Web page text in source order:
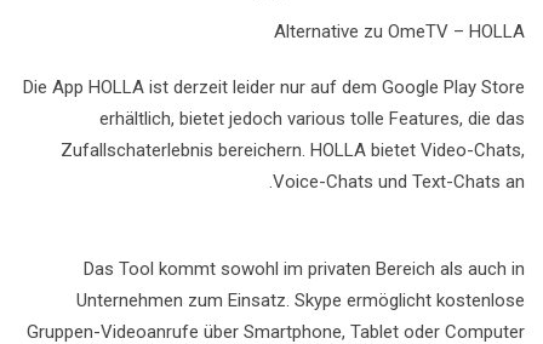
Alternative zu OmeTV – HOLLA
Die App HOLLA ist derzeit leider nur auf dem Google Play Store
erhältlich, bietet jedoch various tolle Features, die das
Zufallschaterlebnis bereichern. HOLLA bietet Video-Chats,
Voice-Chats und Text-Chats an.
Das Tool kommt sowohl im privaten Bereich als auch in
Unternehmen zum Einsatz. Skype ermöglicht kostenlose
Gruppen-Videoanrufe über Smartphone, Tablet oder Computer